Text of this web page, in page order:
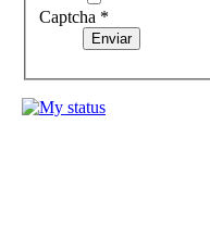
Captcha *
Enviar